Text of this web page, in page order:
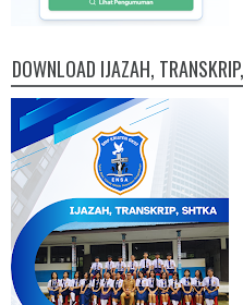
DOWNLOAD IJAZAH,